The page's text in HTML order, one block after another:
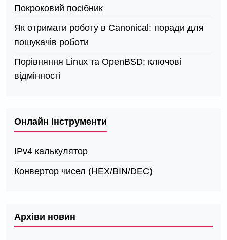
Покроковий посібник
Як отримати роботу в Canonical: поради для
пошукачів роботи
Порівняння Linux та OpenBSD: ключові
відмінності
Онлайн інструменти
IPv4 калькулятор
Конвертор чисел (HEX/BIN/DEC)
Архіви новин